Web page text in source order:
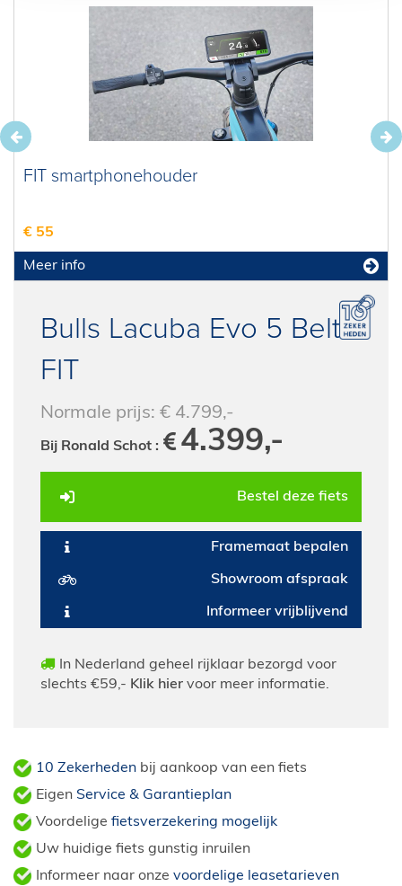
FIT smartphonehouder
€ 55
Meer info
Bulls Lacuba Evo 5 Belt
FIT
Normale prijs: € 4.799,-
Bij Ronald Schot : 4.399,-
Bestel deze fiets
Framemaat bepalen
Showroom afspraak
Informeer vrijblijvend
In Nederland geheel rijklaar bezorgd voor
slechts €59,- Klik hier voor meer informatie.
10 Zekerheden bij aankoop van een fiets
Eigen Service & Garantieplan
Voordelige fietsverzekering mogelijk
Uw huidige fiets gunstig inruilen
Informeer naar onze voordelige leasetarieven